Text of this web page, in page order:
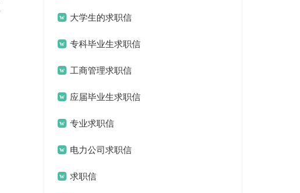
大学生的求职信
专科毕业生求职信
工商管理求职信
应届毕业生求职信
专业求职信
电力公司求职信
求职信